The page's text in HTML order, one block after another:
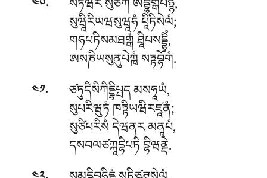
སུཝཱིརིཡཝསུཝཱཧཾ པཱིཏིསེལཾ;
གཧཔཏིསམཐགྒཾ ཐཱིཔསདྡྷིཾ,
ཨསཎིཡསུནུཔེཀྑཾ སཏྟབྷོགཾ.
༤༡. ཙཏུདིསིཀིདྡྷིཔྤད མསཧཱཡཾ,
སུཔརིཝུཏཾ ཁཏྟིཡཝིརཛཱནཾ;
སུཙིཔརིསཾ དེཝནར མནཱཔཾ,
དསབལཙཀྐཱདྷིཔཏི བྷིཝནྡེ.